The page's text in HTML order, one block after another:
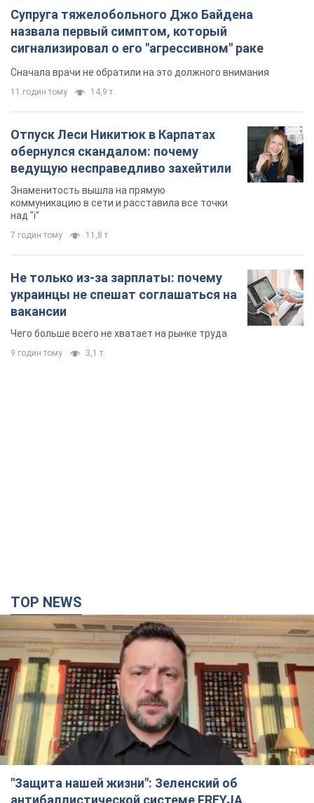
Супруга тяжелобольного Джо Байдена
назвала первый симптом, который
сигнализировал о его "агрессивном" раке
Сначала врачи не обратили на это должного внимания
11 годин тому 14,9 т.
Отпуск Леси Никитюк в Карпатах
обернулся скандалом: почему
ведущую несправедливо захейтили
Знаменитость вышла на прямую
коммуникацию в сети и расставила все точки
над "i"
7 годин тому 11,8 т.
Не только из-за зарплаты: почему
украинцы не спешат соглашаться на
вакансии
Чего больше всего не хватает на рынке труда
9 годин тому 3,1 т.
TOP NEWS
"Защита нашей жизни": Зеленский об
антибаллистической системе FREYJA,